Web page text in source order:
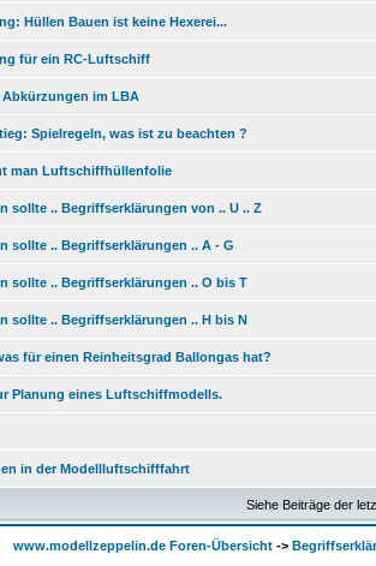
Hüllen Bauen ist keine Hexerei...
für ein RC-Luftschiff
Abkürzungen im LBA
Spielregeln, was ist zu beachten ?
man Luftschiffhüllenfolie
sollte .. Begriffserklärungen von .. U .. Z
sollte .. Begriffserklärungen .. A - G
sollte .. Begriffserklärungen .. O bis T
sollte .. Begriffserklärungen .. H bis N
für einen Reinheitsgrad Ballongas hat?
Planung eines Luftschiffmodells.
in der Modellluftschifffahrt
Siehe Beiträge der
www.modellzeppelin.de Foren-Übersicht ->